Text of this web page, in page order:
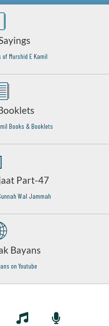
of Murshid E Kamil
Books & Booklets
Part-47
Wal Jammah
Bayans
on Youtube